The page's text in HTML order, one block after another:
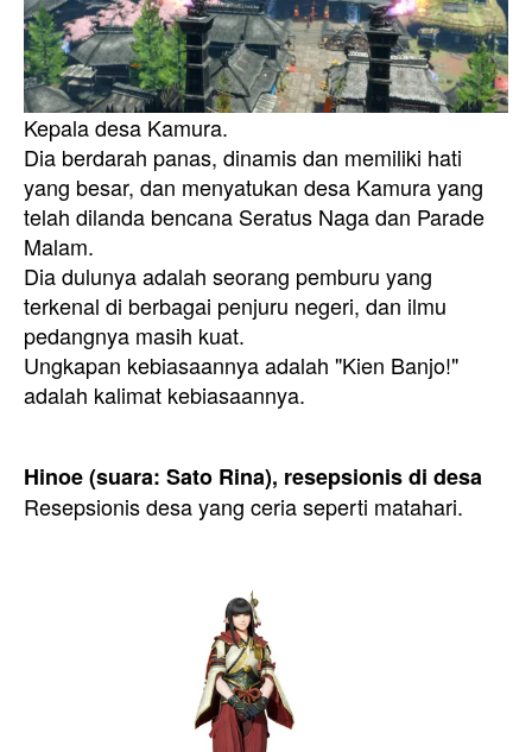
Kepala desa Kamura.
Dia berdarah panas, dinamis dan memiliki hati
yang besar, dan menyatukan desa Kamura yang
telah dilanda bencana Seratus Naga dan Parade
Malam.
Dia dulunya adalah seorang pemburu yang
terkenal di berbagai penjuru negeri, dan ilmu
pedangnya masih kuat.
Ungkapan kebiasaannya adalah "Kien Banjo!"
adalah kalimat kebiasaannya.
Hinoe (suara: Sato Rina), resepsionis di desa
Resepsionis desa yang ceria seperti matahari.